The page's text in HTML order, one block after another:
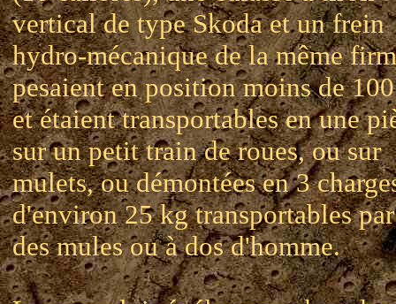
vertical de type Skoda et un frein
hydro-mécanique de la même
pesaient en position moins de
et étaient transportables en une
sur un petit train de roues, ou sur
mulets, ou démontées en 3
d'environ 25 kg transportables par
des mules ou à dos d'homme.